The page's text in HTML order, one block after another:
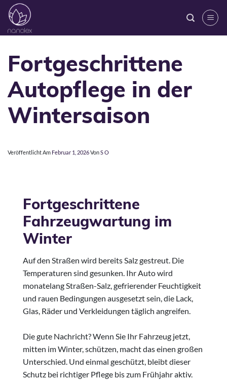
Zum
Inhalt
springen
Fortgeschrittene
Autopflege in der
Wintersaison
Veröffentlicht Am Februar 1, 2026VonS O
Fortgeschrittene
Fahrzeugwartung im
Winter
Auf den Straßen wird bereits Salz gestreut. Die
Temperaturen sind gesunken. Ihr Auto wird
monatelang Straßen-Salz, gefrierender Feuchtigkeit
und rauen Bedingungen ausgesetzt sein, die Lack,
Glas, Räder und Verkleidungen täglich angreifen.
Die gute Nachricht? Wenn Sie Ihr Fahrzeug jetzt,
mitten im Winter, schützen, macht das einen großen
Unterschied. Und einmal geschützt, bleibt dieser
Schutz bei richtiger Pflege bis zum Frühjahr aktiv.